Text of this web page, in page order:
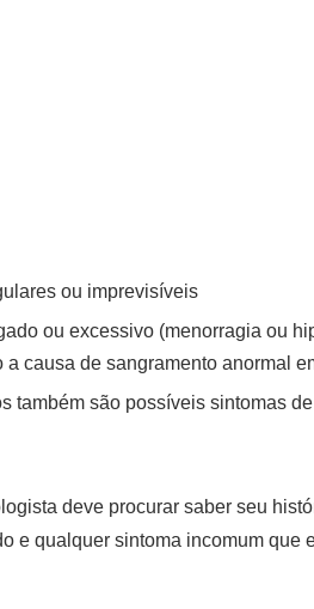
ou imprevisíveis
ou excessivo (menorragia ou
causa de sangramento anormal
também são possíveis sintomas
deve procurar saber seu
e qualquer sintoma incomum